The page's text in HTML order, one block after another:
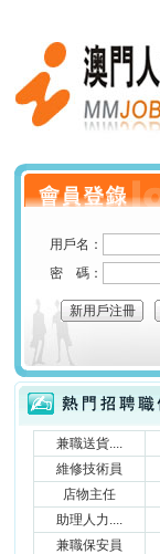
個人會員登錄
用戶名：
密 碼：
新用戶注冊
熱門招聘職位
兼職送貨....
維修技術員
店物主任
助理人力....
兼職保安員